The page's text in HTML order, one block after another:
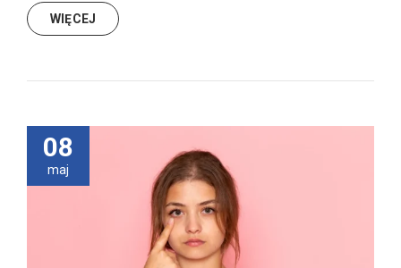
WIĘCEJ
08
maj